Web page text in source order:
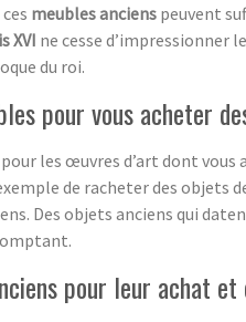
meubles anciens peuvent
XVI ne cesse d’impressionner
du roi.
pour vous acheter
les œuvres d’art dont vous
de racheter des
Des objets anciens qui
pour leur achat